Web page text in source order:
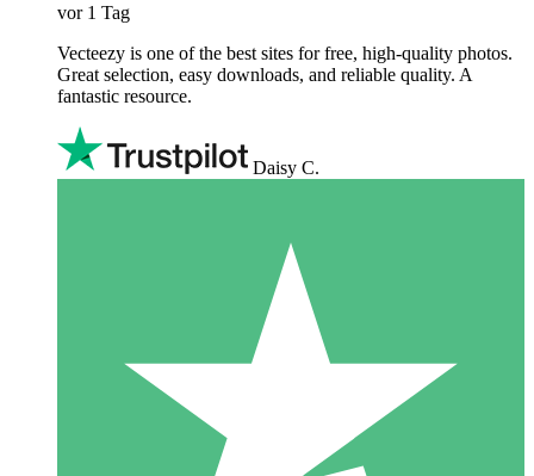
vor 1 Tag
Vecteezy is one of the best sites for free, high‑quality photos.
Great selection, easy downloads, and reliable quality. A
fantastic resource.
Daisy C.